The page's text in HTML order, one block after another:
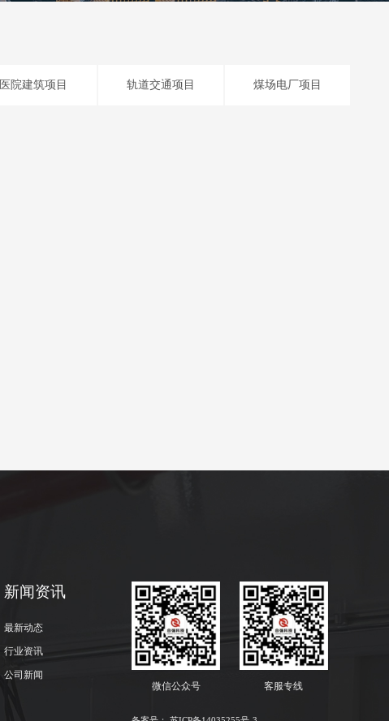
医院建筑项目 轨道交通项目 煤场电厂项目
新闻资讯
最新动态
行业资讯
公司新闻
微信公众号
客服专线